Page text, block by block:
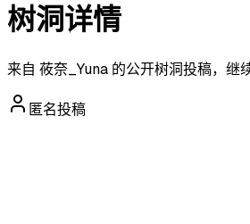
树洞详情
来自 莜奈_Yuna 的公开树洞投稿，继
匿名投稿